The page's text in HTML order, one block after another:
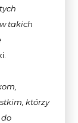
takich
którzy
do